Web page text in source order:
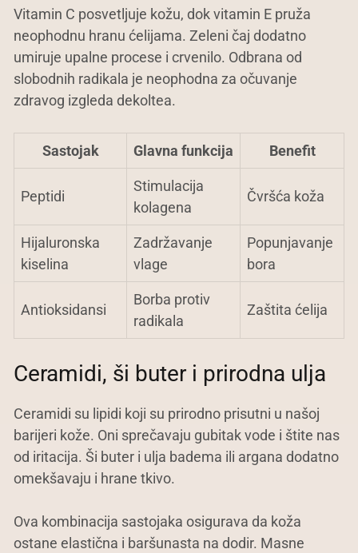
Vitamin C posvetljuje kožu, dok vitamin E pruža
neophodnu hranu ćelijama. Zeleni čaj dodatno
umiruje upalne procese i crvenilo. Odbrana od
slobodnih radikala je neophodna za očuvanje
zdravog izgleda dekoltea.
Sastojak Glavna funkcija Benefit
Peptidi
Stimulacija
kolagena
Čvršća koža
Hijaluronska
kiselina
Zadržavanje
vlage
Popunjavanje
bora
Antioksidansi
Borba protiv
radikala
Zaštita ćelija
Ceramidi, ši buter i prirodna ulja
Ceramidi su lipidi koji su prirodno prisutni u našoj
barijeri kože. Oni sprečavaju gubitak vode i štite nas
od iritacija. Ši buter i ulja badema ili argana dodatno
omekšavaju i hrane tkivo.
Ova kombinacija sastojaka osigurava da koža
ostane elastična i baršunasta na dodir. Masne